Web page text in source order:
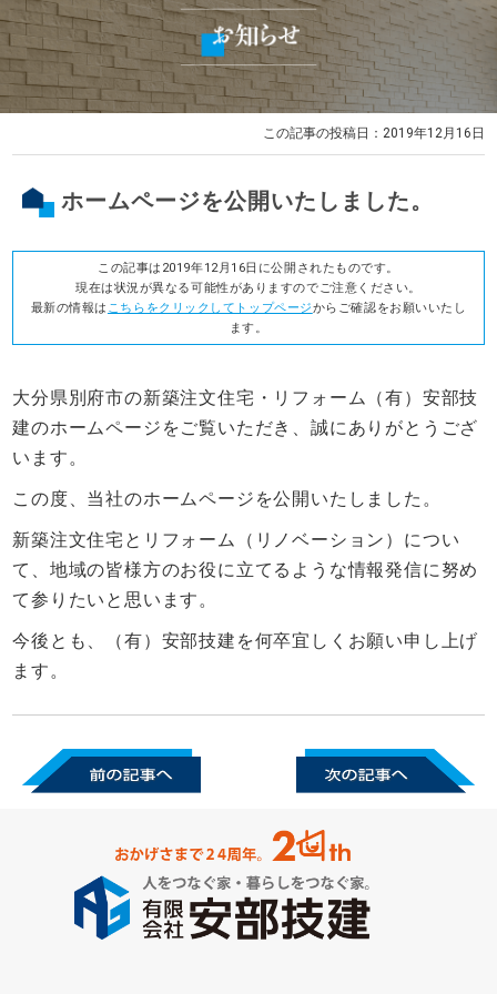
この記事の投稿日：2019年12月16日
ホームページを公開いたしました。
この記事は2019年12月16日に公開されたものです。
現在は状況が異なる可能性がありますのでご注意ください。
最新の情報は こちらをクリックしてトップページからご確認をお願いいたし
ます。
大分県別府市の新築注文住宅・リフォーム（有）安部技
建のホームページをご覧いただき、誠にありがとうござ
います。
この度、当社のホームページを公開いたしました。
新築注文住宅とリフォーム（リノベーション）につい
て、地域の皆様方のお役に立てるような情報発信に努め
て参りたいと思います。
今後とも、（有）安部技建を何卒宜しくお願い申し上げ
ます。